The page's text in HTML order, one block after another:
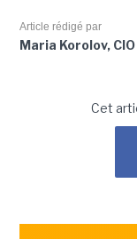
Article rédigé par
Maria Korolov,
Cet